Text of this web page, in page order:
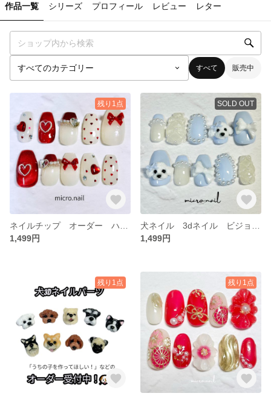
作品一覧 シリーズ プロフィール レビュー レター
すべて 販売中
残り1点
1,499円
SOLD OUT
1,499円
残り1点 残り1点